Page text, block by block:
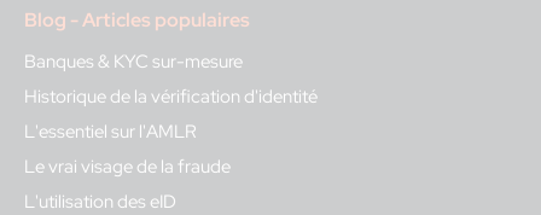
Blog - Articles populaires
Banques & KYC sur-mesure
Historique de la vérification d'identité
L'essentiel sur l'AMLR
Le vrai visage de la fraude
L'utilisation des eID